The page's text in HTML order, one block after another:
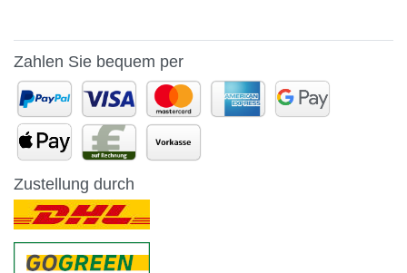
Zahlen Sie bequem per
Zustellung durch